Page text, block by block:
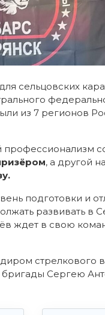
сельцовских
из 7 регионов
, а другой
подготовки и
развивать в
ждет в свою
стрелкового
Сергею